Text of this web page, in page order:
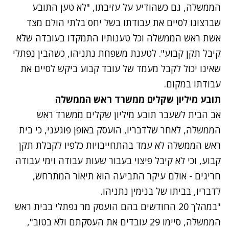
הממשלה, גם כשהודיע על עזיבתו, "לא טען התובע
שברצונו לסיים את עבודתו בשל יחס בלתי הולם מצד
אשת ראש הממשלה וכל טענותיו התמקדו בעובדה שלא
קיבל תקן קבוע". לטענת משפחת נתניהו, כשהבין נפתלי
שאינו יכול לקבל מעמד של עובד קבוע ביקש לסיים את
עבודתו במקום.
תובע מיליון שקלים ממשרד ראש הממשלה
אב הבית לשעבר תובע מיליון שקלים ממשרד ראש
הממשלה, לאחר שלדבריו, הועסק באופן פוגעני, כי בית
ראש הממשלה לא עמד בהתחייבויות כלפיו לקבלת תקן
קבוע, וכי לא קיבל פיצוי בעבור שעות עבודה וימי עבודה
חריגים - אולם עיקר התביעה הוא תיאור המתרחש,
לדבריו, בביתו של בנימין נתניהו.
"במהלך 20 החודשים בהם הועסק מר נפתלי בבית ראש
הממשלה, סיימו 29 עובדים את העסקתם ולא בטוב",